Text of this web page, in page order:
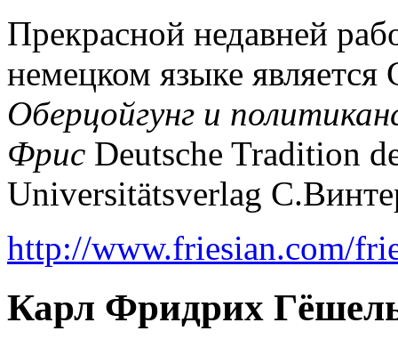
Прекрасной недавней
немецком языке является
Оберцойгунг и
Фрис Deutsche Tradition
Universitätsverlag
http://www.friesian.com/
Карл Фридрих